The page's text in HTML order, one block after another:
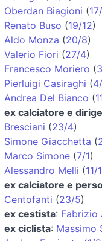
Oberdan Biagioni (
Renato Buso (19/12)
Aldo Monza (20/8)
Valerio Fiori (27/4)
Francesco Moriero (
Pierluigi Casiraghi (
Andrea Del Bianco (
ex calciatore e
Bresciani (23/4)
Simone Giacchetta (
Marco Simone (7/1)
Alessandro Melli (11/
ex calciatore e
Centofanti (23/5)
ex cestista: Fabrizio
ex ciclista: Massimo